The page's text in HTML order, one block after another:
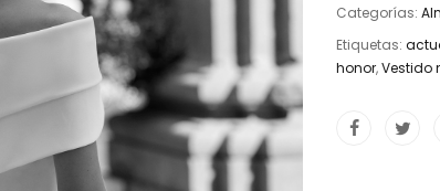
Categorías:
Etiquetas:
honor,Vestido